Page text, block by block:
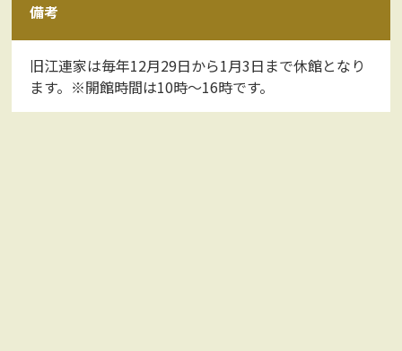
備考
旧江連家は毎年12月29日から1月3日まで休館となり
ます。※開館時間は10時～16時です。